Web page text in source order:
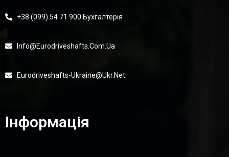
+38 (099) 54 71 900 Бухгалтерія
Info@eurodriveshafts.com.ua
Eurodriveshafts-Ukraine@ukr.net
Інформація